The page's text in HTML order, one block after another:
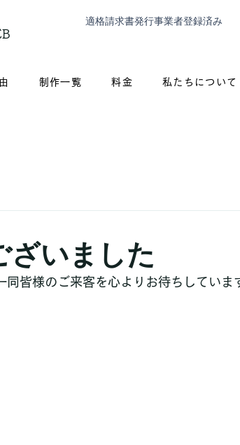
適格請求書発行事業者登録済み
制作一覧 料金 私たちについて
ざいました
皆様のご来客を心よりお待ちしていま